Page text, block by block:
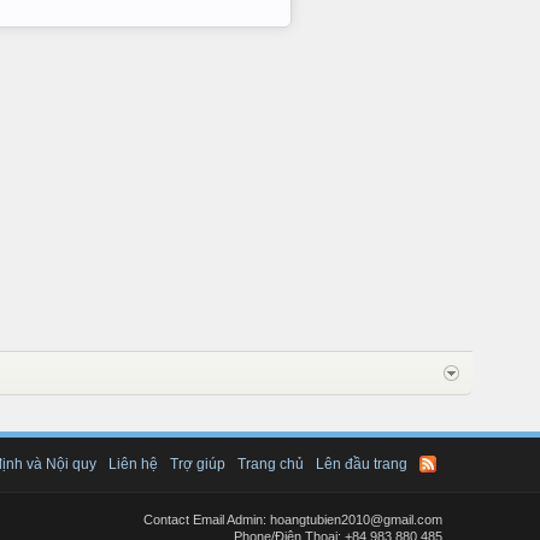
và Nội quy Liên hệ Trợ giúp Trang chủ Lên đầu trang
Contact Email Admin: hoangtubien2010@gmail.com
Phone/Điện Thoại: +84.983.880.485